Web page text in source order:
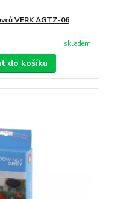
VERK AGTZ-06
skladem
do košíku